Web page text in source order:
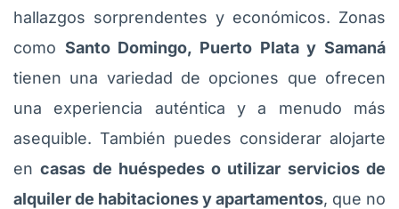
hallazgos sorprendentes y económicos. Zonas
como Santo Domingo, Puerto Plata y Samaná
tienen una variedad de opciones que ofrecen
una experiencia auténtica y a menudo más
asequible. También puedes considerar alojarte
encasas de huéspedes o utilizar servicios de
alquiler de habitaciones y apartamentos, que no